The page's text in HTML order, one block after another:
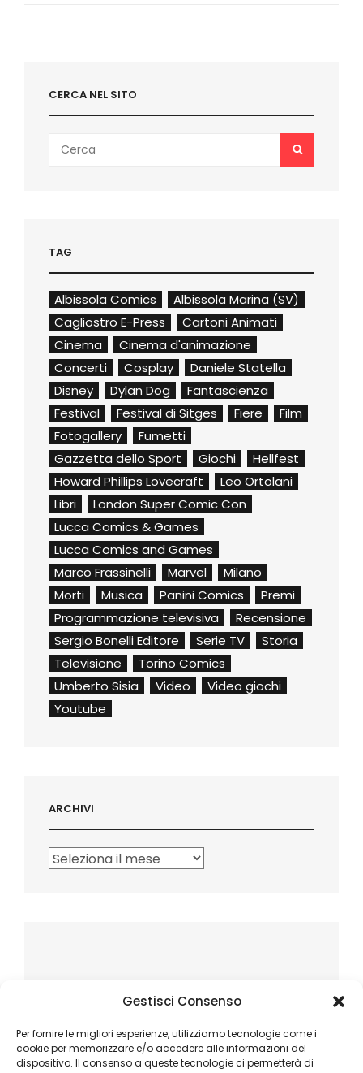
Gestisci Consenso
Per fornire le migliori esperienze, utilizziamo tecnologie come i
cookie per memorizzare e/o accedere alle informazioni del
dispositivo. Il consenso a queste tecnologie ci permetterà di
CERCA NEL SITO
for:
SEARCH
TAG
Albissola Comics
Albissola Marina (SV)
Cagliostro E-Press
Cartoni Animati
Cinema
Cinema d'animazione
Concerti
Cosplay
Daniele Statella
Disney
Dylan Dog
Fantascienza
Festival
Festival di Sitges Fiere
Film
Fotogallery
Fumetti
Gazzetta dello Sport
Giochi
Hellfest
Howard Phillips Lovecraft
Leo Ortolani
Libri
London Super Comic Con
Lucca Comics & Games
Lucca Comics and Games
Marco Frassinelli
Marvel
Milano
Morti
Musica Panini Comics
Premi
Programmazione televisiva
Recensione
Sergio Bonelli Editore
Serie TV
Storia
Televisione
Torino Comics
Umberto Sisia
Video
Video giochi
Youtube
ARCHIVI
Archivi